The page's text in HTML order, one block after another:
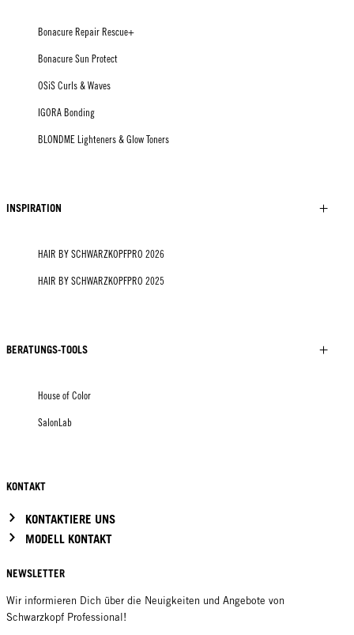
Bonacure Repair Rescue+
Bonacure Sun Protect
OSiS Curls & Waves
IGORA Bonding
BLONDME Lighteners & Glow Toners
INSPIRATION
HAIR BY SCHWARZKOPFPRO 2026
HAIR BY SCHWARZKOPFPRO 2025
BERATUNGS-TOOLS
House of Color
SalonLab
KONTAKT
KONTAKTIERE UNS
MODELL KONTAKT
NEWSLETTER
Wir informieren Dich über die Neuigkeiten und Angebote von
Schwarzkopf Professional!